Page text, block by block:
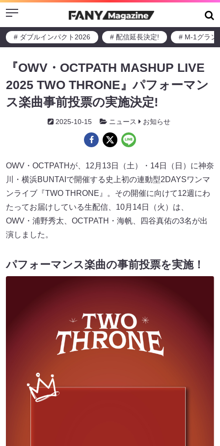
Menu
# ダブルインパクト2026 # 配信延長決定! # M-1グラン
『OWV・OCTPATH MASHUP LIVE
2025 TWO THRONE』パフォーマン
ス楽曲事前投票の実施決定!
2025-10-15 ニュース お知らせ
OWV・OCTPATHが、12月13日（土）・14日（日）に神奈
川・横浜BUNTAIで開催する史上初の連動型2DAYSワンマ
ンライブ『TWO THRONE』。その開催に向けて12週にわ
たってお届けしている生配信、10月14日（火）は、
OWV・浦野秀太、OCTPATH・海帆、四谷真佑の3名が出
演しました。
パフォーマンス楽曲の事前投票を実施！